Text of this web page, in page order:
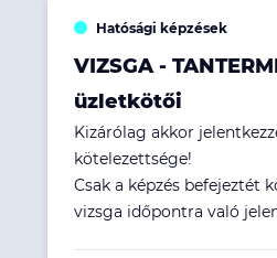
Hatósági képzések
VIZSGA -
üzletkötői
Kizárólag akkor
kötelezettsége!
Csak a képzés befejeztét
vizsga időpontra való